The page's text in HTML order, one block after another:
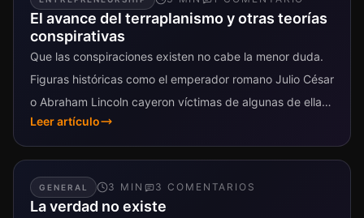
El avance del terraplanismo y otras teorías
conspirativas
Que las conspiraciones existen no cabe la menor duda.
Figuras históricas como el emperador romano Julio César
o Abraham Lincoln cayeron víctimas de algunas de ellas.
Pero por...
Leer artículo
GENERAL 3 MIN 3 COMENTARIO S
La verdad no existe